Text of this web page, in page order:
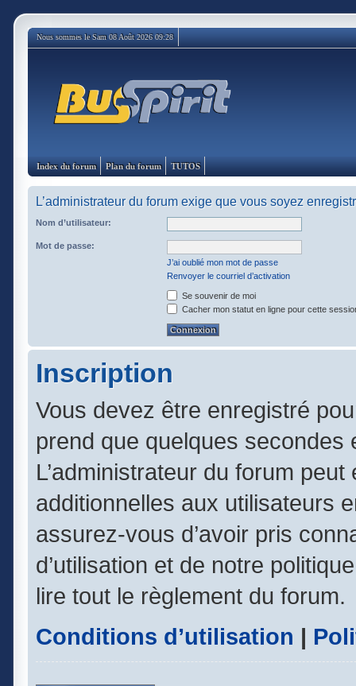
Nous sommes le Sam 08 Août 2026 09:28
Index du forum Plan du forum TUTOS
L’administrateur du forum exige que vous soyez
Nom d’utilisateur:
Mot de passe:
J’ai oublié mon mot de passe
Renvoyer le courriel d’activation
Se souvenir de moi
Cacher mon statut en ligne pour cette
Inscription
Vous devez être enregistré
prend que quelques
L’administrateur du forum
additionnelles aux utilisateurs
assurez-vous d’avoir pris
d’utilisation et de notre
lire tout le règlement du forum.
Conditions d’utilisation |